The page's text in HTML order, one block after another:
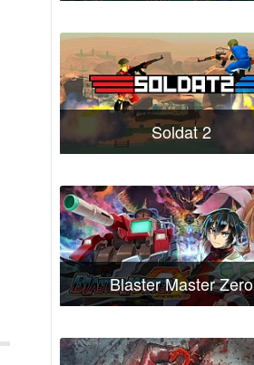
Soldat 2
Blaster Master Zero